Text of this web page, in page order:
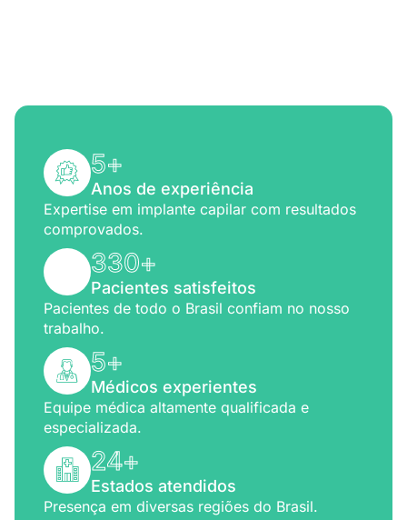
5+
Anos de experiência
Expertise em implante capilar com resultados
comprovados.
330+
Pacientes satisfeitos
Pacientes de todo o Brasil confiam no nosso
trabalho.
5+
Médicos experientes
Equipe médica altamente qualificada e
especializada.
24+
Estados atendidos
Presença em diversas regiões do Brasil.